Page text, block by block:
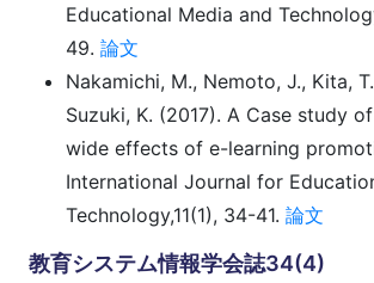
Educational Media and
49. 論文
Nakamichi, M., Nemoto, J., Kita,
Suzuki, K. (2017). A Case study
wide effects of e-learning
International Journal for
Technology,11(1), 34-41. 論文
教育システム情報学会誌34(4)